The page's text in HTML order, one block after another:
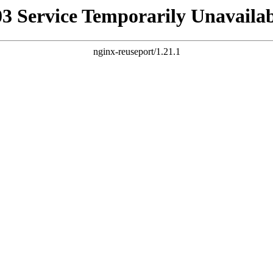
Service Temporarily
nginx-reuseport/1.21.1